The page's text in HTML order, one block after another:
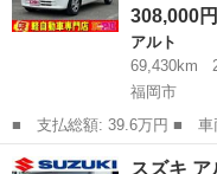
308,000円
アルト
69,430km
福岡市
■ 支払総額: 39.6万円 ■ 車両本体価格： 308,000 円 ■ メーカー
名： スズキ ■ 車種名：
福岡 福岡市 アルト
スズキ